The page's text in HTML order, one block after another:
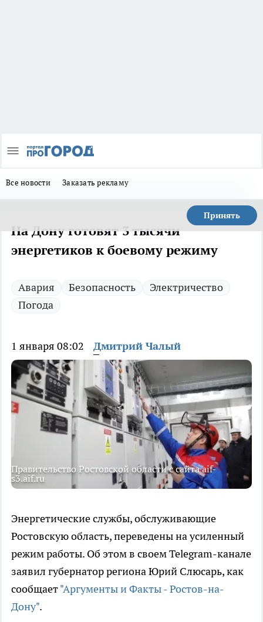
Все новости Заказать рекламу
Принять
На Дону готовят 3 тысячи
энергетиков к боевому режиму
Авария Безопасность
Электричество
Погода
1 января 08:02 Дмитрий Чалый
Правительство Ростовской области с сайта aif-
s3.aif.ru
Энергетические службы, обслуживающие
Ростовскую область, переведены на усиленный
режим работы. Об этом в своем Telegram-канале
заявил губернатор региона Юрий Слюсарь, как
сообщает"Аргументы и Факты - Ростов-на-
Дону".